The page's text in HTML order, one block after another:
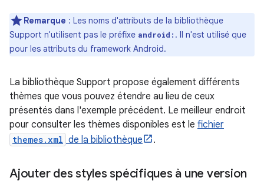
Remarque : Les noms d'attributs de la bibliothèque
Support n'utilisent pas le préfixe android: . Il n'est utilisé que
pour les attributs du framework Android.
La bibliothèque Support propose également différents
thèmes que vous pouvez étendre au lieu de ceux
présentés dans l'exemple précédent. Le meilleur endroit
pour consulter les thèmes disponibles est le fichier
themes.xml de la bibliothèque .
Ajouter des styles spécifiques à une version